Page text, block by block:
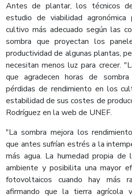
Antes de plantar, los técnicos
estudio de viabilidad
cultivo más adecuado según las
sombra que proyectan los
productividad de algunas plantas,
necesitan menos luz para crecer.
que agradecen horas de
pérdidas de rendimiento en los
estabilidad de sus costes de
Rodríguez en la web de UNEF.
"La sombra mejora los
que antes sufrían estrés a la
más agua. La humedad propia
ambiente y posibilita una mayor
fotovoltaicos cuando hay más
afirmando que la tierra agrícola